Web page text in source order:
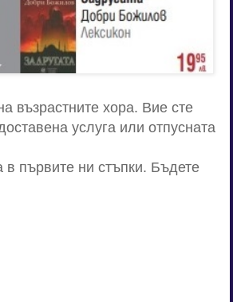
възрастните хора. Вие сте
услуга или отпусната
първите ни стъпки. Бъдете